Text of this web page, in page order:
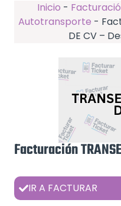
Inicio -
Autotransporte -
DE CV –
Facturación
IR A FACTURAR